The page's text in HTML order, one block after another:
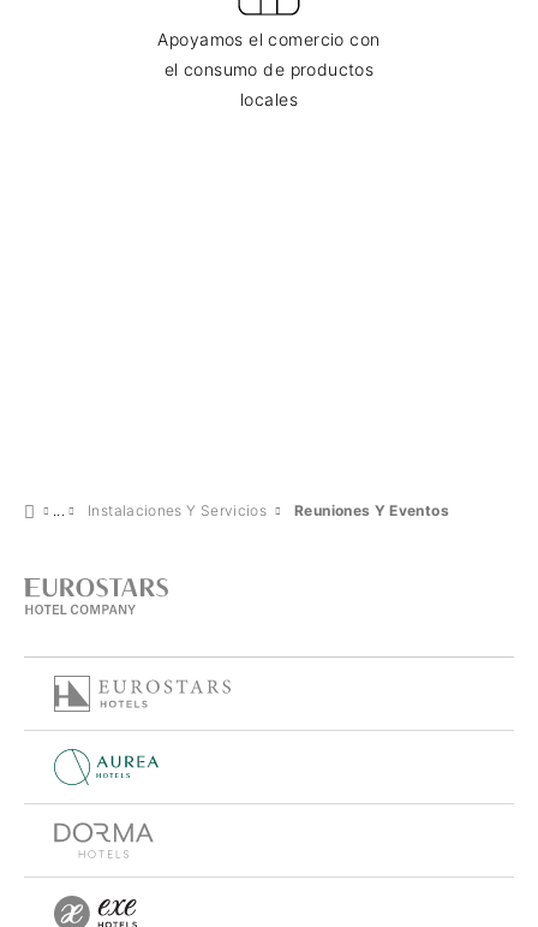
Apoyamos el comercio con
el consumo de productos
locales
Instalaciones Y Servicios Reuniones Y Eventos